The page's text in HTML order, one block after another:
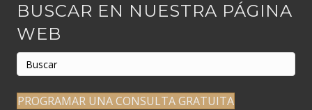
BUSCAR EN NUESTRA PÁGINA
WEB
PROGRAMAR UNA CONSULTA GRATUITA